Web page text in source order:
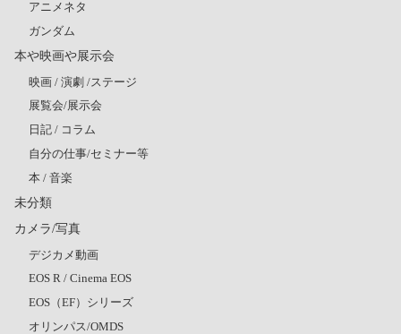
アニメネタ
ガンダム
本や映画や展示会
映画 / 演劇 /ステージ
展覧会/展示会
日記 / コラム
自分の仕事/セミナー等
本 / 音楽
未分類
カメラ/写真
デジカメ動画
EOS R / Cinema EOS
EOS（EF）シリーズ
オリンパス/OMDS